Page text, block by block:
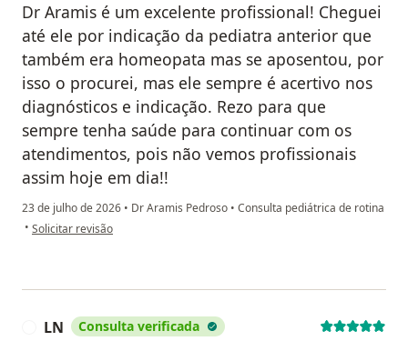
Dr Aramis é um excelente profissional! Cheguei
até ele por indicação da pediatra anterior que
também era homeopata mas se aposentou, por
isso o procurei, mas ele sempre é acertivo nos
diagnósticos e indicação. Rezo para que
sempre tenha saúde para continuar com os
atendimentos, pois não vemos profissionais
assim hoje em dia!!
23 de julho de 2026 • Dr Aramis Pedroso • Consulta pediátrica de rotina
• na opinião do utilizador Gilsiane
Solicitar revisão
LN Consulta verificada